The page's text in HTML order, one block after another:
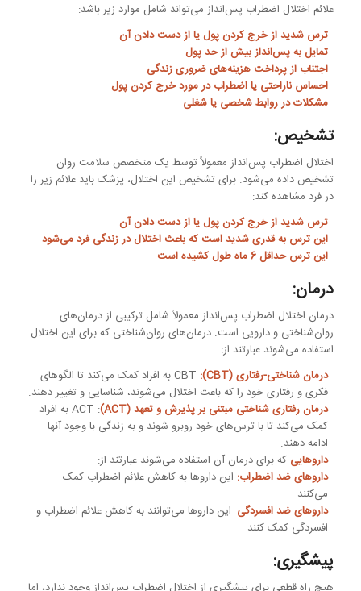
علائم اختلال اضطراب پس‌انداز می‌تواند شامل موارد زیر باشد:
ترس شدید از خرج کردن پول یا از دست دادن آن
تمایل به پس‌انداز بیش از حد پول
اجتناب از پرداخت هزینه‌های ضروری زندگی
احساس ناراحتی یا اضطراب در مورد خرج کردن پول
مشکلات در روابط شخصی یا شغلی
تشخیص:
اختلال اضطراب پس‌انداز معمولاً توسط یک متخصص سلامت روان
تشخیص داده می‌شود. برای تشخیص این اختلال، پزشک باید علائم زیر را
در فرد مشاهده کند:
ترس شدید از خرج کردن پول یا از دست دادن آن
این ترس به قدری شدید است که باعث اختلال در زندگی فرد می‌شود
این ترس حداقل 6 ماه طول کشیده است
درمان:
درمان اختلال اضطراب پس‌انداز معمولاً شامل ترکیبی از درمان‌های
روان‌شناختی و دارویی است. درمان‌های روان‌شناختی که برای این اختلال
استفاده می‌شوند عبارتند از:
درمان شناختی-رفتاری (CBT):
CBT به افراد کمک می‌کند تا الگوهای
فکری و رفتاری خود را که باعث اختلال می‌شوند، شناسایی و تغییر دهند.
درمان رفتاری شناختی مبتنی بر پذیرش و تعهد (ACT)
: ACT به افراد
کمک می‌کند تا با ترس‌های خود روبرو شوند و به زندگی با وجود آنها
ادامه دهند.
داروهایی که برای درمان آن استفاده می‌شوند عبارتند از:
داروهای ضد اضطراب: این داروها به کاهش علائم اضطراب کمک
می‌کنند.
داروهای ضد افسردگی: این داروها می‌توانند به کاهش علائم اضطراب و
افسردگی کمک کنند.
پیشگیری: